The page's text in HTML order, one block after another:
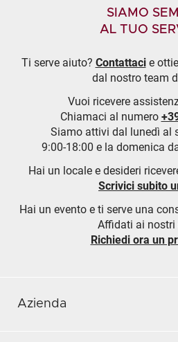
SIAMO
AL TUO
Ti serve aiuto? Contattacie
dal nostro team
Vuoi ricevere
Chiamaci al numero
Siamo attivi dal lunedì al
9:00-18:00 e la domenica
Hai un locale e desideri
Scrivici subito
Hai un evento e ti serve una
Affidati ai nostri
Richiedi ora un
Azienda